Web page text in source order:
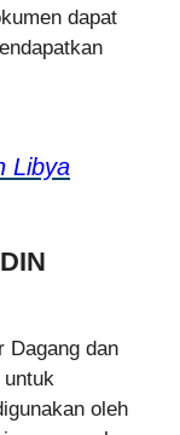
dapat
Libya
Dagang dan
oleh